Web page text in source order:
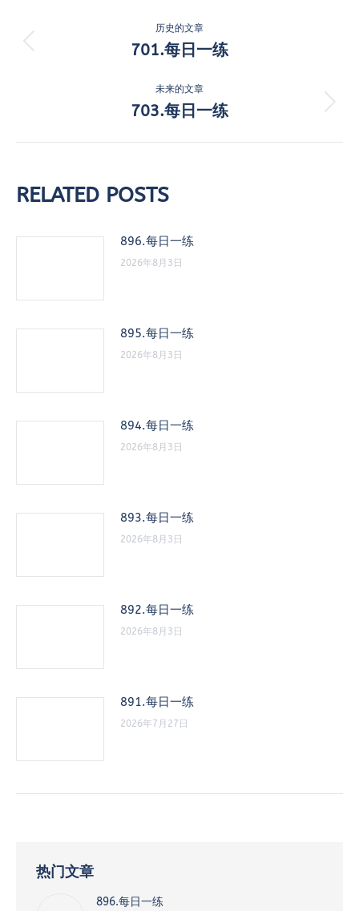
章
历史的文章
历
的
文
章：
701.每日一练
未来的文章
未
的
703.每日一练
RELATED POSTS
896.每日一练
2026年8月3日
895.每日一练
2026年8月3日
894.每日一练
2026年8月3日
893.每日一练
2026年8月3日
892.每日一练
2026年8月3日
891.每日一练
2026年7月27日
热门文章
896.每日一练